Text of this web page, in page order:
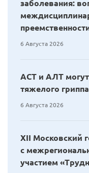
заболевания:
6 Августа 2026
АСТ и АЛТ
тяжелого
6 Августа 2026
XII Московский
с
участием